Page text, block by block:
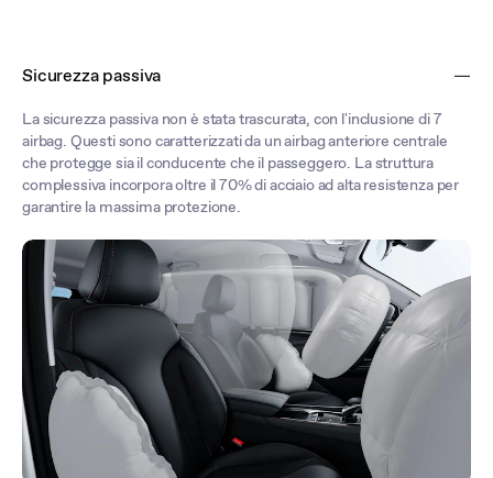
Sicurezza passiva
La sicurezza passiva non è stata trascurata, con l'inclusione di 7
airbag. Questi sono caratterizzati da un airbag anteriore centrale
che protegge sia il conducente che il passeggero. La struttura
complessiva incorpora oltre il 70% di acciaio ad alta resistenza per
garantire la massima protezione.